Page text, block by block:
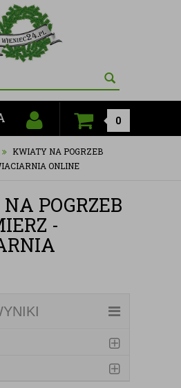
0
KWIATY NA POGRZEB
ONLINE
POGRZEB
-